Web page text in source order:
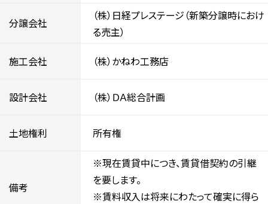
分譲会社
（株）日経プレステージ（新築分譲時におけ
る売主）
施工会社 （株）かねわ工務店
設計会社 （株）ＤＡ総合計画
土地権利 所有権
備考
※現在賃貸中につき、賃貸借契約の引継
を要します。
※賃料収入は将来にわたって確実に得ら